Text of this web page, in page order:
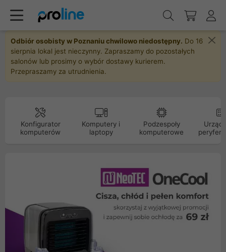
Odbiór osobisty w Poznaniu chwilowo niedostępny. Do 16
sierpnia lokal jest nieczynny. Zapraszamy do pozostałych
salonów lub prosimy o wybór dostawy kurierem.
Przepraszamy za utrudnienia.
Konfigurator
komputerów
Komputery i
laptopy
Podzespoły
komputerowe